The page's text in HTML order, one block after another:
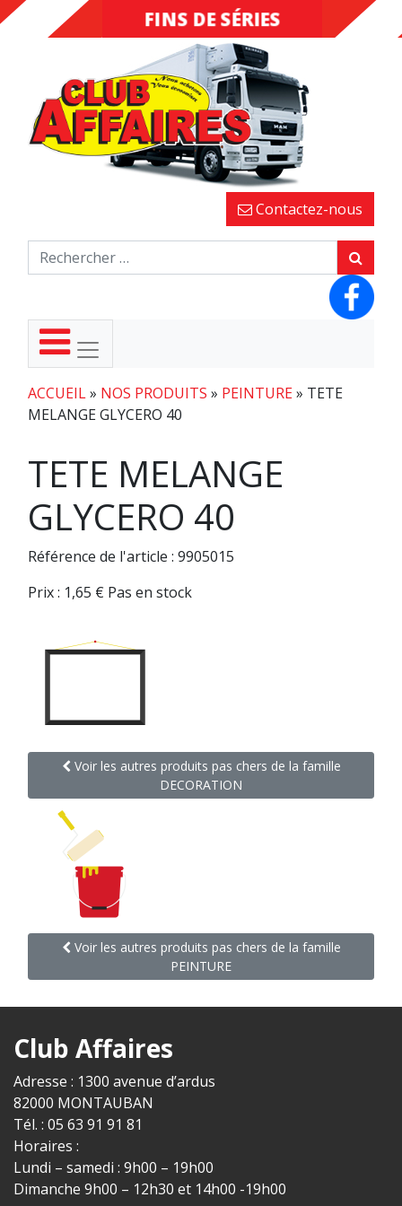
INVENDUS
Contactez-nous
ACCUEIL» NOS PRODUITS » PEINTURE» TETE
MELANGE GLYCERO 40
TETE MELANGE
GLYCERO 40
Référence de l'article : 9905015
Prix : 1,65 € Pas en stock
Voir les autres produits pas chers de la famille
DECORATION
Voir les autres produits pas chers de la famille
PEINTURE
Club Affaires
Adresse : 1300 avenue d’ardus
82000 MONTAUBAN
Tél. : 05 63 91 91 81
Horaires :
Lundi – samedi : 9h00 – 19h00
Dimanche 9h00 – 12h30 et 14h00 -19h00